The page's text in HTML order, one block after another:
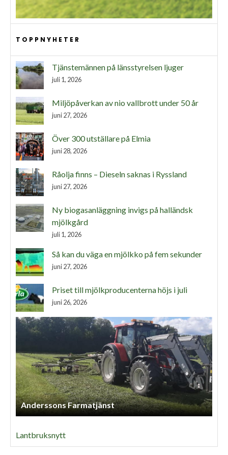
TOPPNYHETER
Tjänstemännen på länsstyrelsen ljuger
juli 1, 2026
Miljöpåverkan av nio vallbrott under 50 år
juni 27, 2026
Över 300 utställare på Elmia
juni 28, 2026
Råolja finns – Dieseln saknas i Ryssland
juni 27, 2026
Ny biogasanläggning invigs på halländsk
mjölkgård
juli 1, 2026
Så kan du väga en mjölkko på fem sekunder
juni 27, 2026
Priset till mjölkproducenterna höjs i juli
juni 26, 2026
Anderssons Farmatjänst
Lantbruksnytt